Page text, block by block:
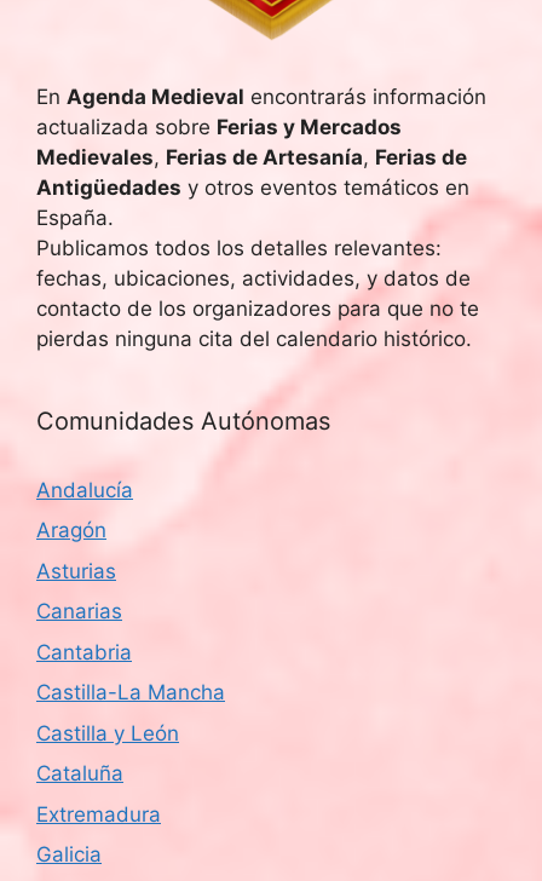
En Agenda Medieval encontrarás información
actualizada sobre Ferias y Mercados
Medievales, Ferias de Artesanía, Ferias de
Antigüedades y otros eventos temáticos en
España.
Publicamos todos los detalles relevantes:
fechas, ubicaciones, actividades, y datos de
contacto de los organizadores para que no te
pierdas ninguna cita del calendario histórico.
Comunidades Autónomas
Andalucía
Aragón
Asturias
Canarias
Cantabria
Castilla-La Mancha
Castilla y León
Cataluña
Extremadura
Galicia